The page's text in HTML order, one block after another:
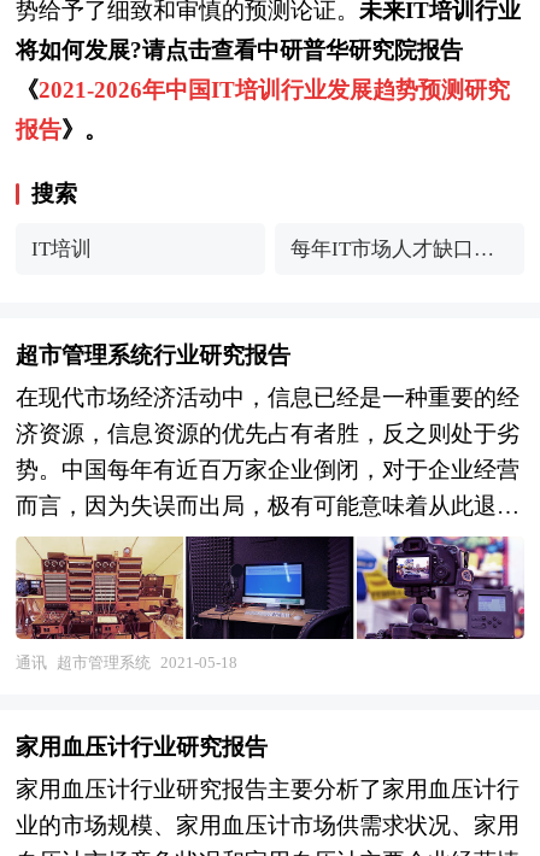
势给予了细致和审慎的预测论证。 未来IT培训行业
将如何发展?请点击查看中研普华研究院报告
《2021-2026年中国IT培训行业发展趋势预测研究
报告》。
搜索
IT培训 每年IT市场人才缺口约1
超市管理系统行业研究报告
在现代市场经济活动中，信息已经是一种重要的经
济资源，信息资源的优先占有者胜，反之则处于劣
势。中国每年有近百万家企业倒闭，对于企业经营
而言，因为失误而出局，极有可能意味着从此退出
历史舞台。他们的失败、他们的经验教训，可能再
也没有机会转化为他们下一次的成功了！企业成功
的关键就在于，是否能够在需求尚未形成之时就牢
牢地锁定并捕捉到它。那些成功的公司往往都会倾
间并购整合与资本运作日趋频繁，国内外优秀的超
市管理系统企业愈来愈重视对行业市场的分析研
究，特别是对当前市场环境和客户需求趋势变化的
通讯 超市管理系统 2021-05-18
家用血压计行业研究报告
家用血压计行业研究报告主要分析了家用血压计行
业的市场规模、家用血压计市场供需求状况、家用